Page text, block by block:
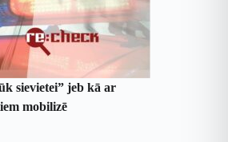
sievietei” jeb kā ar
mobilizē